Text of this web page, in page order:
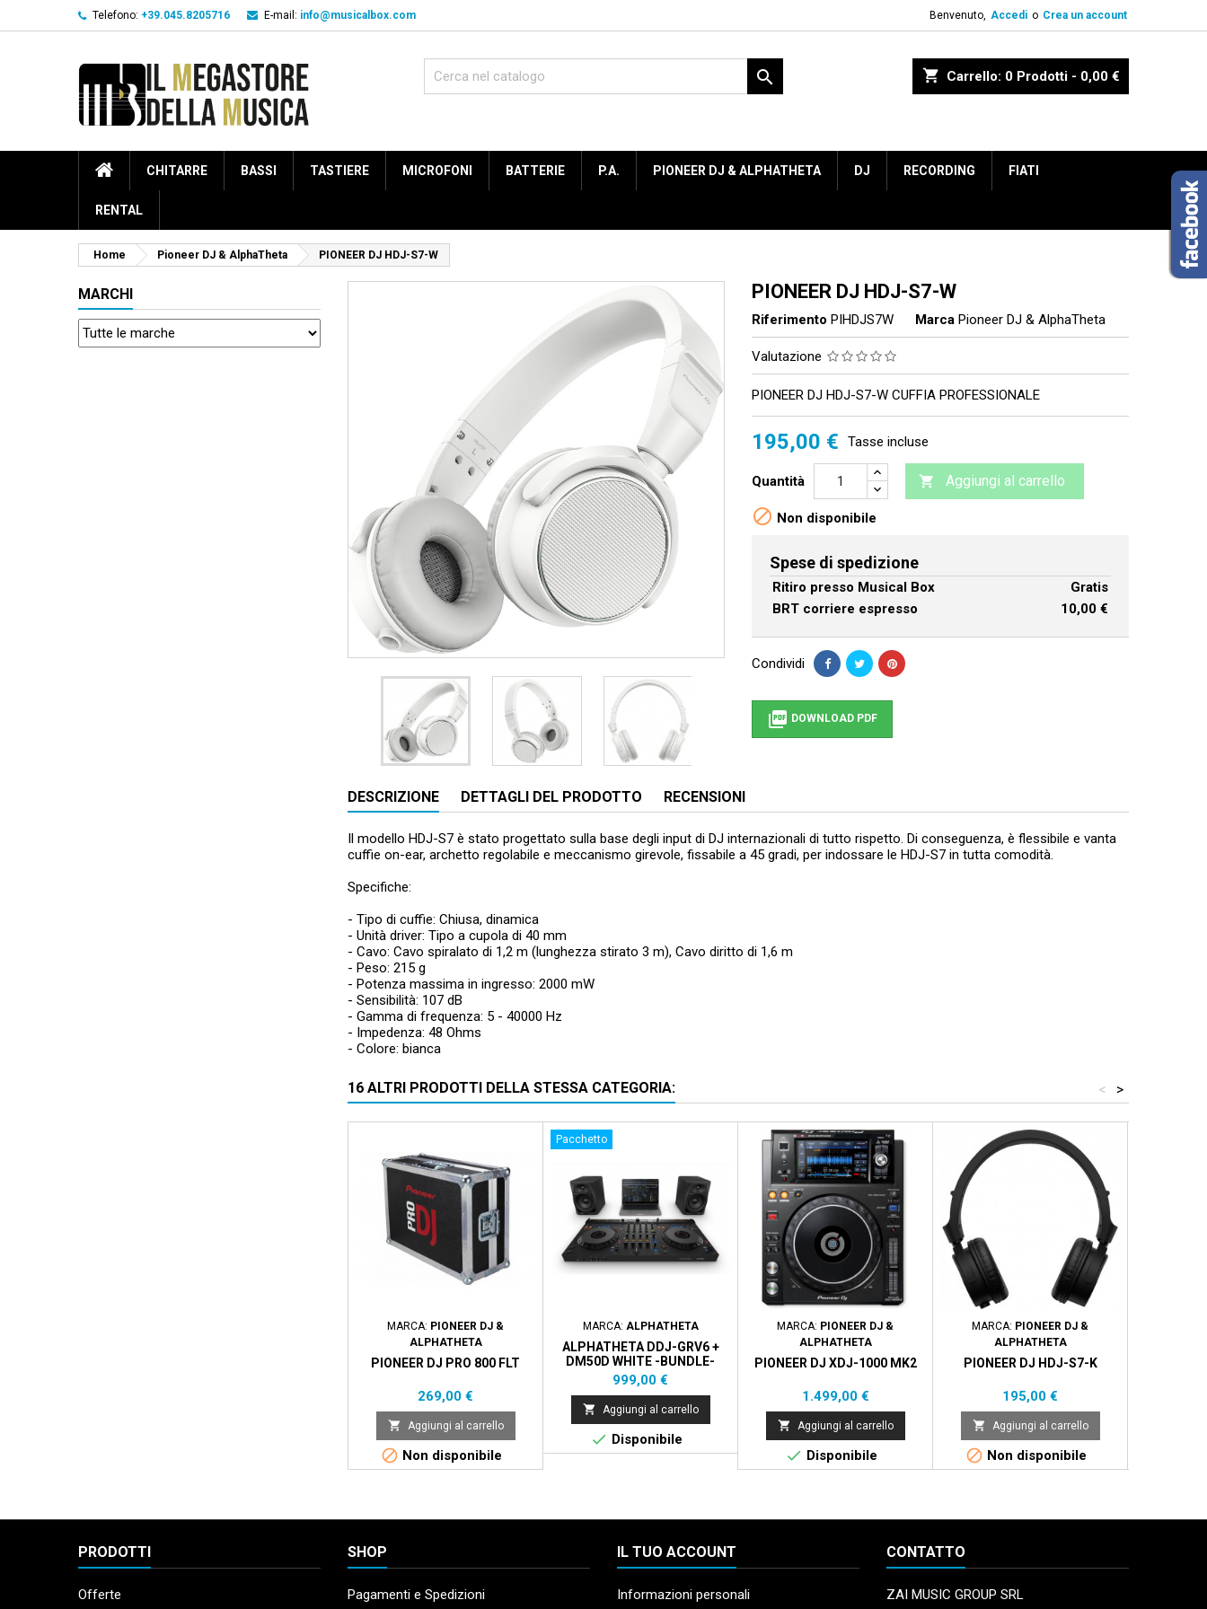
Telefono: +39.045.8205716 E-mail: info@musicalbox.com Benvenuto, Accedi o Crea un account
shopping_cart Carrello: 0 Prodotti - 0,00 €

CHITARRE BASSI TASTIERE MICROFONI BATTERIE P.A. PIONEER DJ & ALPHATHETA DJ RECORDING FIATI
RENTAL
Home Pioneer DJ & AlphaTheta PIONEER DJ HDJ-S7-W
MARCHI PIONEER DJ HDJ-S7-W
Riferimento PIHDJS7W Marca Pioneer DJ & AlphaTheta
Valutazione
PIONEER DJ HDJ-S7-W CUFFIA PROFESSIONALE
195,00 € Tasse incluse
Quantità  Aggiungi al carrello
 Non disponibile
Spese di spedizione
Ritiro presso Musical Box
Gratis
BRT corriere espresso
10,00 €
Condividi
 DOWNLOAD PDF
DESCRIZIONE DETTAGLI DEL PRODOTTO RECENSIONI
Il modello HDJ-S7 è stato progettato sulla base degli input di DJ internazionali di tutto rispetto. Di conseguenza, è flessibile e vanta
cuffie on-ear, archetto regolabile e meccanismo girevole, fissabile a 45 gradi, per indossare le HDJ-S7 in tutta comodità.
Specifiche:
- Tipo di cuffie: Chiusa, dinamica
- Unità driver: Tipo a cupola di 40 mm
- Cavo: Cavo spiralato di 1,2 m (lunghezza stirato 3 m), Cavo diritto di 1,6 m
- Peso: 215 g
- Potenza massima in ingresso: 2000 mW
- Sensibilità: 107 dB
- Gamma di frequenza: 5 - 40000 Hz
- Impedenza: 48 Ohms
- Colore: bianca
16 ALTRI PRODOTTI DELLA STESSA CATEGORIA: >
<
MARCA: PIONEER DJ &
ALPHATHETA
PIONEER DJ PRO 800 FLT
Prezzo
269,00 €
 Aggiungi al carrello
 Non disponibile
Pacchetto
MARCA: ALPHATHETA
ALPHATHETA DDJ-GRV6 +
DM50D WHITE -BUNDLE-
Prezzo
999,00 €
 Aggiungi al carrello
 Disponibile
MARCA: PIONEER DJ &
ALPHATHETA
PIONEER DJ XDJ-1000 MK2
Prezzo
1.499,00 €
 Aggiungi al carrello
 Disponibile
MARCA: PIONEER DJ &
ALPHATHETA
PIONEER DJ HDJ-S7-K
Prezzo
195,00 €
 Aggiungi al carrello
 Non disponibile
PRODOTTI
Offerte
SHOP
Pagamenti e Spedizioni
IL TUO ACCOUNT
Informazioni personali
CONTATTO
ZAI MUSIC GROUP SRL